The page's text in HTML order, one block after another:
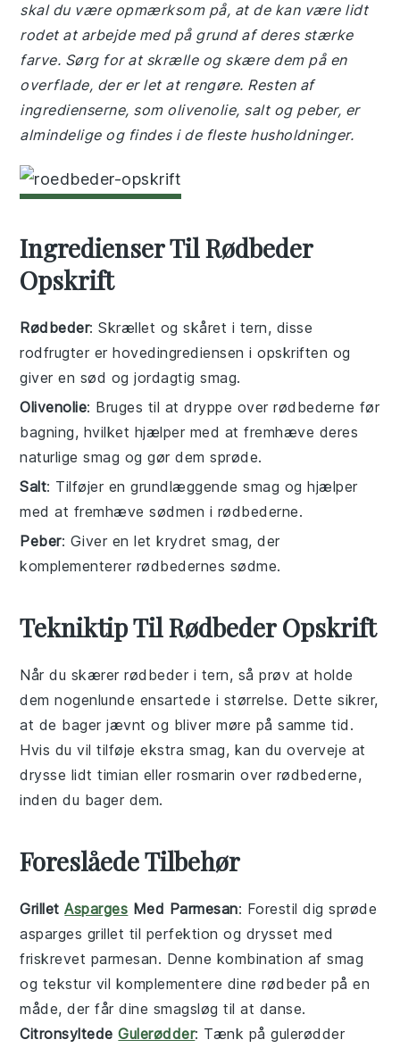
skal du være opmærksom på, at de kan være lidt
rodet at arbejde med på grund af deres stærke
farve. Sørg for at skrælle og skære dem på en
overflade, der er let at rengøre. Resten af
ingredienserne, som olivenolie, salt og peber, er
almindelige og findes i de fleste husholdninger.
Ingredienser Til Rødbeder
Opskrift
Rødbeder: Skrællet og skåret i tern, disse
rodfrugter er hovedingrediensen i opskriften og
giver en sød og jordagtig smag.
Olivenolie: Bruges til at dryppe over rødbederne før
bagning, hvilket hjælper med at fremhæve deres
naturlige smag og gør dem sprøde.
Salt: Tilføjer en grundlæggende smag og hjælper
med at fremhæve sødmen i rødbederne.
Peber: Giver en let krydret smag, der
komplementerer rødbedernes sødme.
Tekniktip Til Rødbeder Opskrift
Når du skærerrødbeder i tern, så prøv at holde
dem nogenlunde ensartede i størrelse. Dette sikrer,
at de bager jævnt og bliver møre på samme tid.
Hvis du vil tilføje ekstra smag, kan du overveje at
drysse lidttimian eller rosmarin over rødbederne,
inden du bager dem.
Foreslåede Tilbehør
GrilletAsparges Med Parmesan: Forestil dig sprøde
asparges grillet til perfektion og drysset med
friskrevet parmesan. Denne kombination af smag
og tekstur vil komplementere dinerødbeder på en
måde, der får dine smagsløg til at danse.
CitronsyltedeGulerødder: Tænk pågulerødder